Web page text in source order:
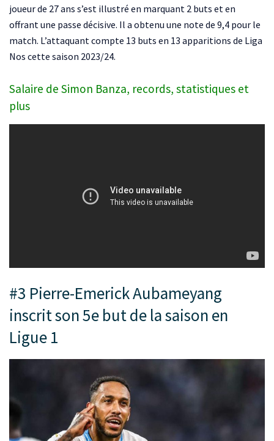
joueur de 27 ans s’est illustré en marquant 2 buts et en
offrant une passe décisive. Il a obtenu une note de 9,4 pour le
match. L’attaquant compte 13 buts en 13 apparitions de Liga
Nos cette saison 2023/24.
Salaire de Simon Banza, records, statistiques et
plus
#3 Pierre-Emerick Aubameyang
inscrit son 5e but de la saison en
Ligue 1